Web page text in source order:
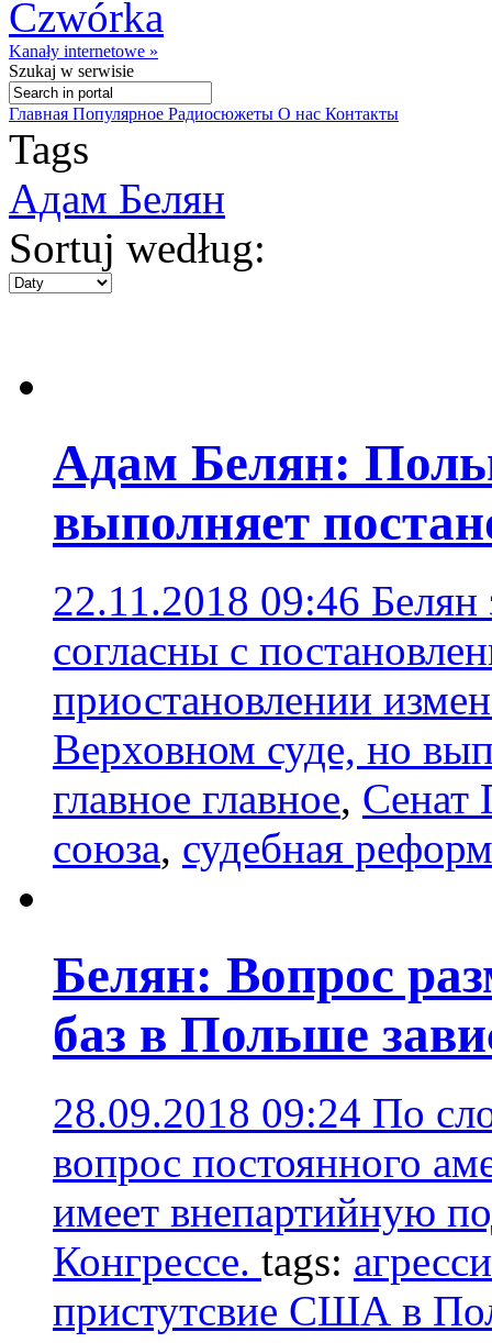
Kanały internetowe »
Szukaj w serwisie
Главная Популярное Радиосюжеты О нас Контакты
Tags
Адам Белян
Sortuj według:
Адам Белян:
выполняет
22.11.2018 09:46 Белян
согласны с
приостановлении
Верховном суде, но
главное главное, Сенат
союза, судебная
Белян: Вопрос
баз в Польше
28.09.2018 09:24 По
вопрос постоянного
имеет внепартийную
Конгрессе. tags:
пристутсвие США в